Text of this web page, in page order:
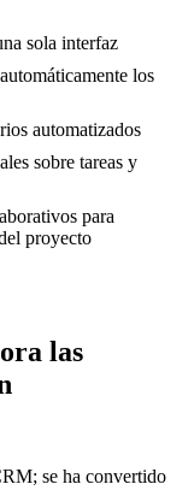
sola interfaz
los
automatizados
sobre tareas y
para
proyecto
las
se ha convertido